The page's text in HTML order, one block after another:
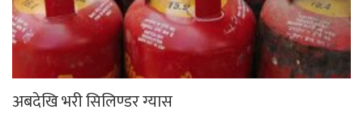
अबदेखि भरी सिलिण्डर ग्यास